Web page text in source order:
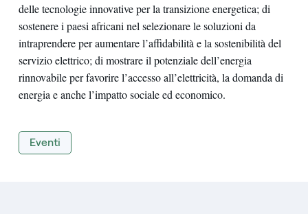
delle tecnologie innovative per la transizione energetica; di
sostenere i paesi africani nel selezionare le soluzioni da
intraprendere per aumentare l’affidabilità e la sostenibilità del
servizio elettrico; di mostrare il potenziale dell’energia
rinnovabile per favorire l’accesso all’elettricità, la domanda di
energia e anche l’impatto sociale ed economico.
Eventi